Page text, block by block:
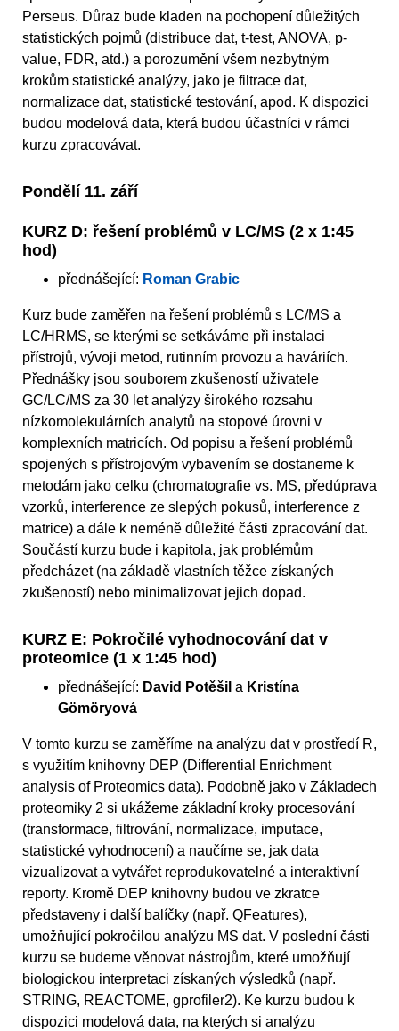
Perseus. Důraz bude kladen na pochopení důležitých
statistických pojmů (distribuce dat, t-test, ANOVA, p-
value, FDR, atd.) a porozumění všem nezbytným
krokům statistické analýzy, jako je filtrace dat,
normalizace dat, statistické testování, apod. K dispozici
budou modelová data, která budou účastníci v rámci
kurzu zpracovávat.
Pondělí 11. září
KURZ D: řešení problémů v LC/MS (2 x 1:45
hod)
přednášející: Roman Grabic
Kurz bude zaměřen na řešení problémů s LC/MS a
LC/HRMS, se kterými se setkáváme při instalaci
přístrojů, vývoji metod, rutinním provozu a haváriích.
Přednášky jsou souborem zkušeností uživatele
GC/LC/MS za 30 let analýzy širokého rozsahu
nízkomolekulárních analytů na stopové úrovni v
komplexních matricích. Od popisu a řešení problémů
spojených s přístrojovým vybavením se dostaneme k
metodám jako celku (chromatografie vs. MS, předúprava
vzorků, interference ze slepých pokusů, interference z
matrice) a dále k neméně důležité části zpracování dat.
Součástí kurzu bude i kapitola, jak problémům
předcházet (na základě vlastních těžce získaných
zkušeností) nebo minimalizovat jejich dopad.
KURZ E: Pokročilé vyhodnocování dat v
proteomice (1 x 1:45 hod)
přednášející: David Potěšil a Kristína
Gömöryová
V tomto kurzu se zaměříme na analýzu dat v prostředí R,
s využitím knihovny DEP (Differential Enrichment
analysis of Proteomics data). Podobně jako v Základech
proteomiky 2 si ukážeme základní kroky procesování
(transformace, filtrování, normalizace, imputace,
statistické vyhodnocení) a naučíme se, jak data
vizualizovat a vytvářet reprodukovatelné a interaktivní
reporty. Kromě DEP knihovny budou ve zkratce
představeny i další balíčky (např. QFeatures),
umožňující pokročilou analýzu MS dat. V poslední části
kurzu se budeme věnovat nástrojům, které umožňují
biologickou interpretaci získaných výsledků (např.
STRING, REACTOME, gprofiler2). Ke kurzu budou k
dispozici modelová data, na kterých si analýzu